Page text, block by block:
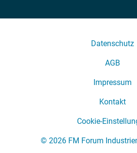
Datenschutz
AGB
Impressum
Kontakt
Cookie-
© 2026 FM Forum